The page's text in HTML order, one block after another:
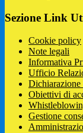
Sezione Link
Cookie policy
Note legali
Informativa
Ufficio
Dichiarazione
Obiettivi di
Gestione